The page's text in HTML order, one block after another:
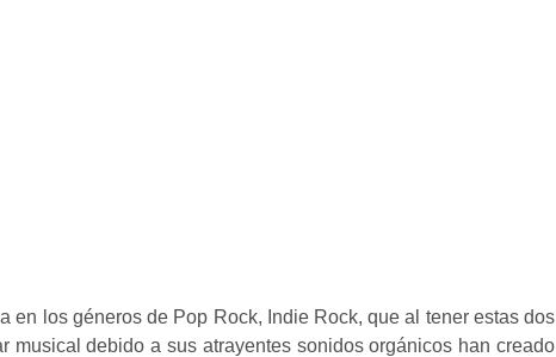
en los géneros de Pop Rock, Indie Rock, que al tener estas dos
musical debido a sus atrayentes sonidos orgánicos han creado